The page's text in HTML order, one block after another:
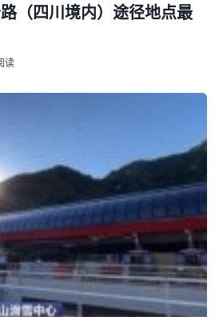
（四川境内）途径地点最
读